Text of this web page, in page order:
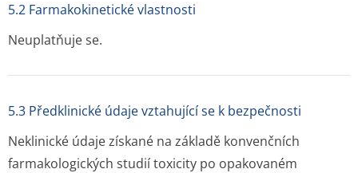
5.2 Farmakokinetické vlastnosti
Neuplatňuje se.
5.3 Předklinické údaje vztahující se k bezpečnosti
Neklinické údaje získané na základě konvenčních
farmakologických studií toxicity po opakovaném